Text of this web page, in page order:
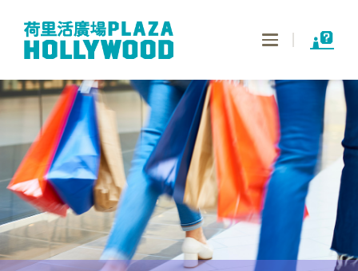
Toggle